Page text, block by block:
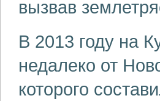
вызвав
В 2013 году на
недалеко от
которого